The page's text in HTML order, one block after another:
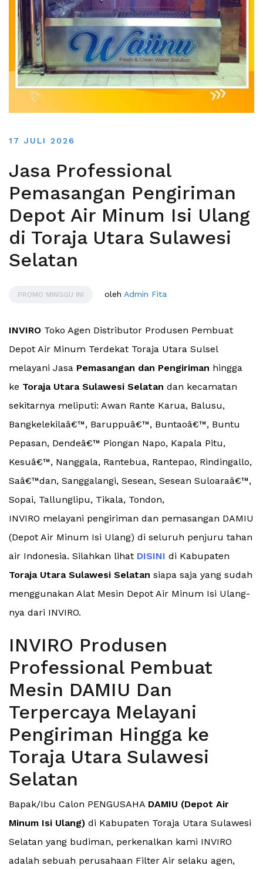
17 JULI 2026
Jasa Professional
Pemasangan Pengiriman
Depot Air Minum Isi Ulang
di Toraja Utara Sulawesi
Selatan
PROMO MINGGU INI oleh Admin Fita
INVIRO Toko Agen Distributor Produsen Pembuat
Depot Air Minum Terdekat Toraja Utara Sulsel
melayani Jasa Pemasangan dan Pengiriman hingga
ke Toraja Utara Sulawesi Selatan dan kecamatan
sekitarnya meliputi: Awan Rante Karua, Balusu,
Bangkelekilaâ€™, Baruppuâ€™, Buntaoâ€™, Buntu
Pepasan, Dendeâ€™ Piongan Napo, Kapala Pitu,
Kesuâ€™, Nanggala, Rantebua, Rantepao, Rindingallo,
Saâ€™dan, Sanggalangi, Sesean, Sesean Suloaraâ€™,
Sopai, Tallunglipu, Tikala, Tondon,
INVIRO melayani pengiriman dan pemasangan DAMIU
(Depot Air Minum Isi Ulang) di seluruh penjuru tahan
air Indonesia. Silahkan lihat DISINI di Kabupaten
Toraja Utara Sulawesi Selatan siapa saja yang sudah
menggunakan Alat Mesin Depot Air Minum Isi Ulang-
nya dari INVIRO.
INVIRO Produsen
Professional Pembuat
Mesin DAMIU Dan
Terpercaya Melayani
Pengiriman Hingga ke
Toraja Utara Sulawesi
Selatan
Bapak/Ibu Calon PENGUSAHA DAMIU (Depot Air
Minum Isi Ulang) di Kabupaten Toraja Utara Sulawesi
Selatan yang budiman, perkenalkan kami INVIRO
adalah sebuah perusahaan Filter Air selaku agen,